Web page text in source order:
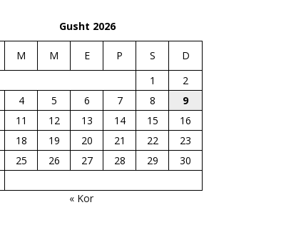
Gusht 2026
M M E P S
D
1
2
4 5 6 7 8
9
11 12 13 14 15
16
18 19 20 21 22
23
25 26 27 28 29
30
« Kor